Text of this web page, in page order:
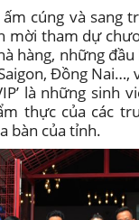
cúng và sang
mời tham dự
hàng, những
Đồng Nai…,
là những sinh
thực của các
bàn của tỉnh.